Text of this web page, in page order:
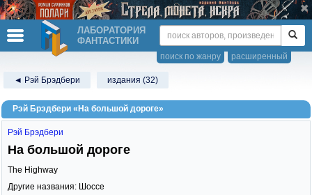
ЛАБОРАТОРИЯ
ФАНТАСТИКИ
расширенный
поиск по жанру
◄ Рэй Брэдбери издания (32)
Рэй Брэдбери «На большой дороге»
Рэй Брэдбери
На большой дороге
The Highway
Другие названия: Шоссе